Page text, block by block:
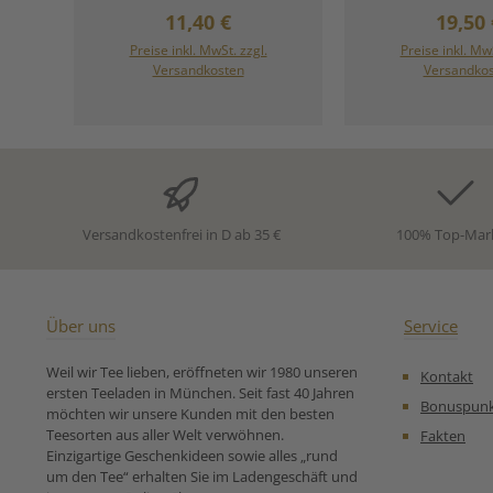
Regulärer Preis:
11,40 €
Preise inkl. MwSt. zzgl.
Versandkosten
dem
Blätter
frischen
auf diese Weise
Tee den Duft
Jasminblüten
für Grüner Tee
19,50
Preise inkl.
Versandkostenfrei in D ab 35 € 100% Top-
Über uns
Weil wir Tee lieben, eröffneten wir 1980 unseren
ersten Teeladen in München. Seit fast 40 Jahren
möchten wir unsere Kunden mit den besten
Teesorten aus aller Welt verwöhnen.
Einzigartige Geschenkideen sowie alles „rund
um den Tee“ erhalten Sie im Ladengeschäft und
Service
Kontakt
Fakten